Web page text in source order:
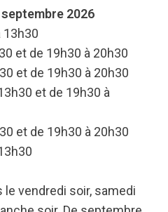
2026
13h30
et de 19h30 à 20h30
et de 19h30 à 20h30
et de 19h30 à
et de 19h30 à 20h30
vendredi soir, samedi